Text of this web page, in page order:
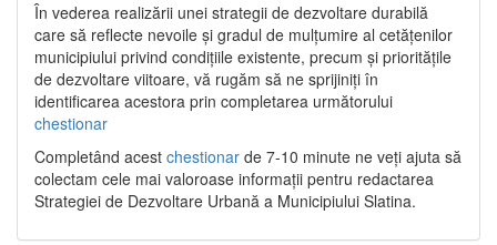
În vederea realizării unei strategii de dezvoltare durabilă
care să reflecte nevoile și gradul de mulțumire al cetățenilor
municipiului privind condițiile existente, precum și prioritățile
de dezvoltare viitoare, vă rugăm să ne sprijiniți în
identificarea acestora prin completarea următorului
chestionar
Completând acest chestionar de 7-10 minute ne veți ajuta să
colectam cele mai valoroase informații pentru redactarea
Strategiei de Dezvoltare Urbană a Municipiului Slatina.